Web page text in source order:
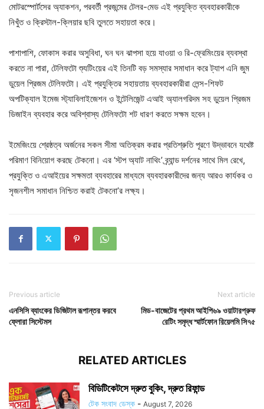
মোটরস্পোর্টসের অ্যাকশন, পরবর্তী প্রজন্মের টেলর-মেড এই প্রযুক্তি ব্যবহারকারীকে
নিখুঁত ও ক্রিস্টাল-ক্লিয়ার ছবি তুলতে সহায়তা করে।
পাশাপাশি, ফোকাস করার অসুবিধা, ঘন ঘন ঝাপসা হয়ে যাওয়া ও রি-ফ্রেমিংয়ের ব্যবস্থা
করতে না পারা, টেলিফটো শ্যুটিংয়ের এই তিনটি বড় সমস্যার সমাধান করে ট্যাপ এনি জুম
ডুয়েল প্রিজম টেলিফটো। এই প্রযুক্তির সহায়তায় ব্যবহারকারীরা লেন্স-শিফট
অপটিক্যাল ইমেজ স্ট্যাবিলাইজেশন ও ইন্টেলিজেন্ট এআই অ্যালগরিদম সহ ডুয়েল প্রিজম
ডিজাইন ব্যবহার করে অবিশ্বাস্য টেলিফটো শট ধারণ করতে সক্ষম হবেন।
ইমেজিংয়ে শ্রেষ্ঠত্ব অর্জনের সকল সীমা অতিক্রম করার প্রতিশ্রুতি পূরণে উদ্ভাবনে যথেষ্ট
পরিমাণ বিনিয়োগ করছে টেকনো। এর ‘স্টপ অ্যাট নাথিং’ ব্র্যান্ড দর্শনের সাথে মিল রেখে,
প্রযুক্তি ও এআইয়ের সক্ষমতা ব্যবহারের মাধ্যমে ব্যবহারকারীদের জন্য আরও কার্যকর ও
সৃজনশীল সমাধান নিশ্চিত করাই টেকনো’র লক্ষ্য।
Previous article
এনসিসি ব্যাংকের ডিজিটাল রূপান্তর করবে
ফ্লোরা সিস্টেমস
Next article
মিড-বাজেটের প্রথম আইপি৬৯ ওয়াটারপ্রুফ
রেটিং সমৃদ্ধ স্মার্টফোন রিয়েলমি সি৭৫
RELATED ARTICLES
বিডিটিকেটসে দ্রুত বুকিং, দ্রুত রিফান্ড
টেক সংবাদ ডেস্ক - August 7, 2026